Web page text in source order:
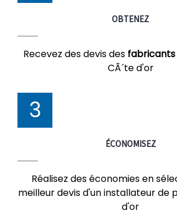
OBTENEZ
Recevez des devis des fabricants
CÃ´te d'or
3
ÉCONOMISEZ
Réalisez des économies en
meilleur devis d'un installateur de
d'or